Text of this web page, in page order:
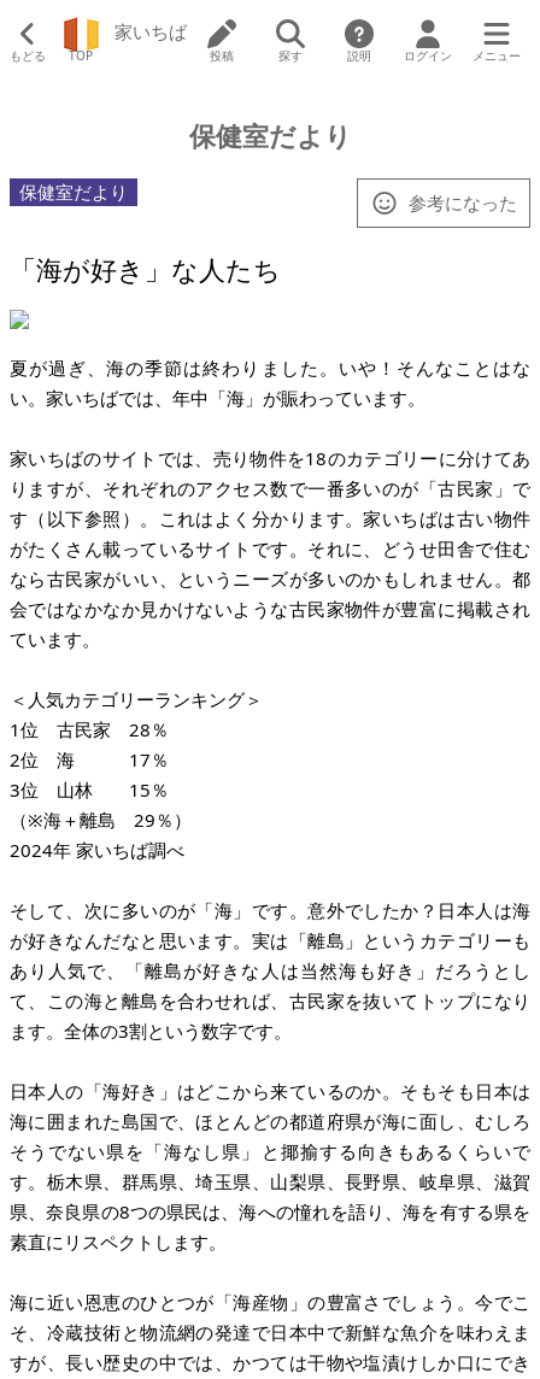
もどる TOP
家いちば
投稿 探す 説明 ログイン メニュー
保健室だより
保健室だより 参考になった
「海が好き」な人たち
夏が過ぎ、海の季節は終わりました。いや！そんなことはな
い。家いちばでは、年中「海」が賑わっています。
家いちばのサイトでは、売り物件を18のカテゴリーに分けてあ
りますが、それぞれのアクセス数で一番多いのが「古民家」で
す（以下参照）。これはよく分かります。家いちばは古い物件
がたくさん載っているサイトです。それに、どうせ田舎で住む
なら古民家がいい、というニーズが多いのかもしれません。都
会ではなかなか見かけないような古民家物件が豊富に掲載され
ています。
＜人気カテゴリーランキング＞
1位 古民家 28％
2位 海 17％
3位 山林 15％
（※海＋離島 29％）
2024年 家いちば調べ
そして、次に多いのが「海」です。意外でしたか？日本人は海
が好きなんだなと思います。実は「離島」というカテゴリーも
あり人気で、「離島が好きな人は当然海も好き」だろうとし
て、この海と離島を合わせれば、古民家を抜いてトップになり
ます。全体の3割という数字です。
日本人の「海好き」はどこから来ているのか。そもそも日本は
海に囲まれた島国で、ほとんどの都道府県が海に面し、むしろ
そうでない県を「海なし県」と揶揄する向きもあるくらいで
す。栃木県、群馬県、埼玉県、山梨県、長野県、岐阜県、滋賀
県、奈良県の8つの県民は、海への憧れを語り、海を有する県を
素直にリスペクトします。
海に近い恩恵のひとつが「海産物」の豊富さでしょう。今でこ
そ、冷蔵技術と物流網の発達で日本中で新鮮な魚介を味わえま
すが、長い歴史の中では、かつては干物や塩漬けしか口にでき